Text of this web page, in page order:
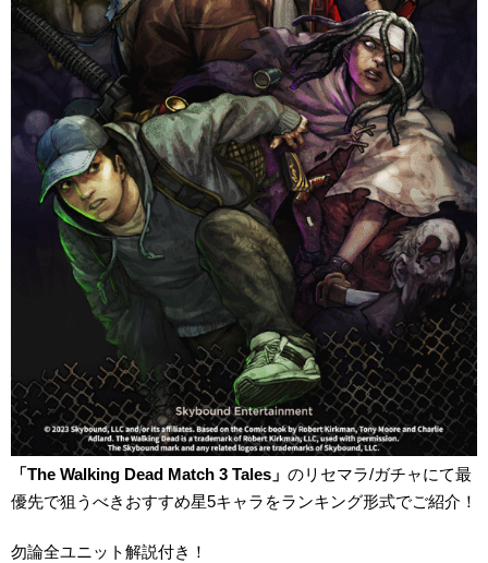
「The Walking Dead Match 3 Tales」 のリセマラ/ガチャにて最
優先で狙うべきおすすめ星5キャラをランキング形式でご紹介！
勿論全ユニット解説付き！